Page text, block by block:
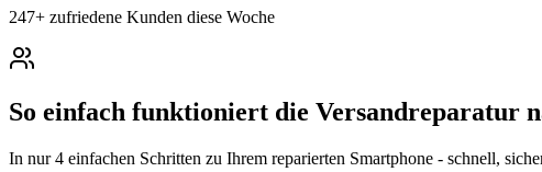
247+ zufriedene Kunden diese Woche
So einfach funktioniert die Versandreparatur
In nur 4 einfachen Schritten zu Ihrem reparierten Smartphone - schnell,